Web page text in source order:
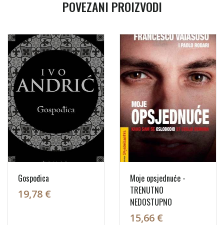
POVEZANI PROIZVODI
Gospođica
19,78 €
Moje opsjednuće -
TRENUTNO
NEDOSTUPNO
15,66 €